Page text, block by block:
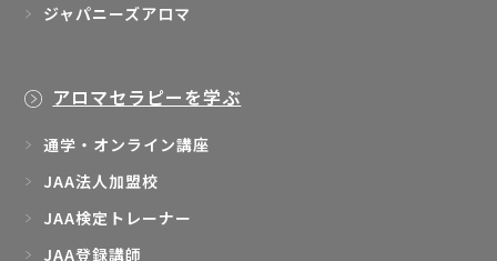
ジャパニーズアロマ
アロマセラピーを学ぶ
通学・オンライン講座
JAA法人加盟校
JAA検定トレーナー
JAA登録講師